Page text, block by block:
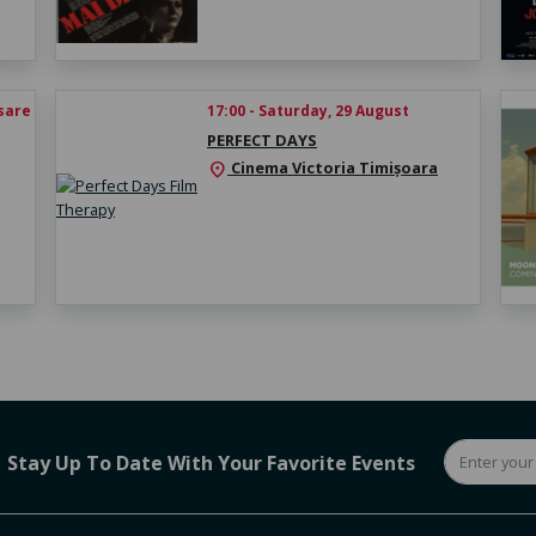
17:00 - Saturday, 29 August
PERFECT DAYS
location_on Cinema Victoria Timișoara
Stay Up To Date With Your Favorite Events